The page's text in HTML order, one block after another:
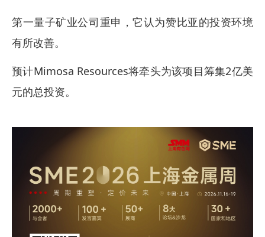
第一量子矿业公司重申，它认为赞比亚的投资环境
有所改善。
预计Mimosa Resources将牵头为该项目筹集2亿美
元的总投资。